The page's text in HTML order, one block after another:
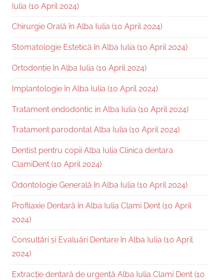
Iulia (10 April 2024)
Chirurgie Orală în Alba Iulia (10 April 2024)
Stomatologie Estetică în Alba Iulia (10 April 2024)
Ortodonție în Alba Iulia (10 April 2024)
Implantologie în Alba Iulia (10 April 2024)
Tratament endodontic in Alba Iulia (10 April 2024)
Tratament parodontal Alba Iulia (10 April 2024)
Dentist pentru copii Alba Iulia Clinica dentara
ClamiDent (10 April 2024)
Odontologie Generală în Alba Iulia (10 April 2024)
Profilaxie Dentară în Alba Iulia Clami Dent (10 April
2024)
Consultări și Evaluări Dentare în Alba Iulia (10 April
2024)
Extracție dentară de urgență Alba Iulia Clami Dent (10